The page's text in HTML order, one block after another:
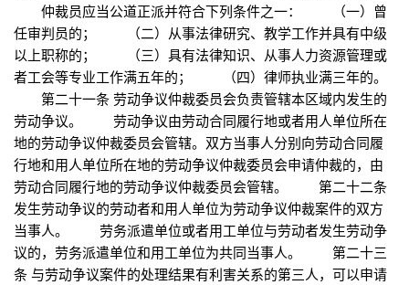
仲裁员应当公道正派并符合下列条件之一： （一）曾
任审判员的； （二）从事法律研究、教学工作并具有中级
以上职称的； （三）具有法律知识、从事人力资源管理或
者工会等专业工作满五年的； （四）律师执业满三年的。
第二十一条 劳动争议仲裁委员会负责管辖本区域内发生的
劳动争议。 劳动争议由劳动合同履行地或者用人单位所在
地的劳动争议仲裁委员会管辖。双方当事人分别向劳动合同履
行地和用人单位所在地的劳动争议仲裁委员会申请仲裁的，由
劳动合同履行地的劳动争议仲裁委员会管辖。 第二十二条
发生劳动争议的劳动者和用人单位为劳动争议仲裁案件的双方
当事人。 劳务派遣单位或者用工单位与劳动者发生劳动争
议的，劳务派遣单位和用工单位为共同当事人。 第二十三
条 与劳动争议案件的处理结果有利害关系的第三人，可以申请